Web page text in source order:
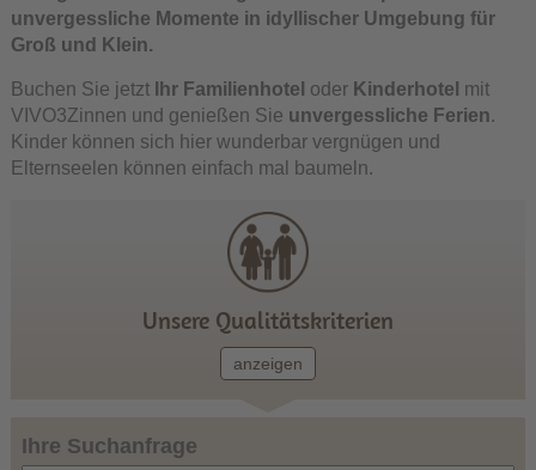
unvergessliche Momente in idyllischer Umgebung für
Groß und Klein.
Buchen Sie jetzt Ihr Familienhotel oder Kinderhotel mit
VIVO3Zinnen und genießen Sie unvergessliche Ferien.
Kinder können sich hier wunderbar vergnügen und
Elternseelen können einfach mal baumeln.
Unsere Qualitätskriterien
anzeigen
Ihre Suchanfrage